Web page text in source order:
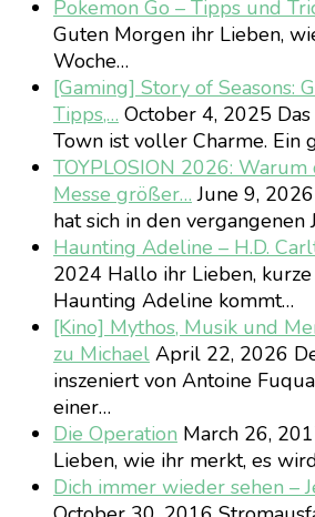
Pokemon Go – Tipps und
Guten Morgen ihr Lieben,
Woche…
[Gaming] Story of Seasons:
Tipps,… October 4, 2025
Town ist voller Charme. Ein
TOYPLOSION 2026:
Messe größer… June 9, 2026
hat sich in den vergangenen
Haunting Adeline – H.D.
2024 Hallo ihr Lieben,
Haunting Adeline kommt…
[Kino] Mythos, Musik und
zu Michael April 22, 2026
inszeniert von Antoine
einer…
Die Operation March 26,
Lieben, wie ihr merkt, es
Dich immer wieder sehen –